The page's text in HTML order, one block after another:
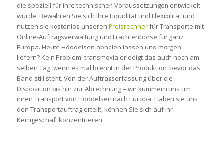
die speziell für ihre technischen Voraussetzungen entwickelt
wurde. Bewahren Sie sich Ihre Liquidität und Flexibilität und
nutzen sie kostenlos unseren Preisrechnerfür Transporte mit
Online-Auftragsverwaltung und Frachtenbörse für ganz
Europa. Heute Höddelsen abholen lassen und morgen
liefern? Kein Problem! transmovia erledigt das auch noch am
selben Tag, wenn es mal brennt in der Produktion, bevor das
Band still steht. Von der Auftragserfassung über die
Disposition bis hin zur Abrechnung – wir kümmern uns um
ihren Transport von Höddelsen nach Europa. Haben sie uns
den Transportauftrag erteilt, können Sie sich auf ihr
Kerngeschäft konzentrieren.